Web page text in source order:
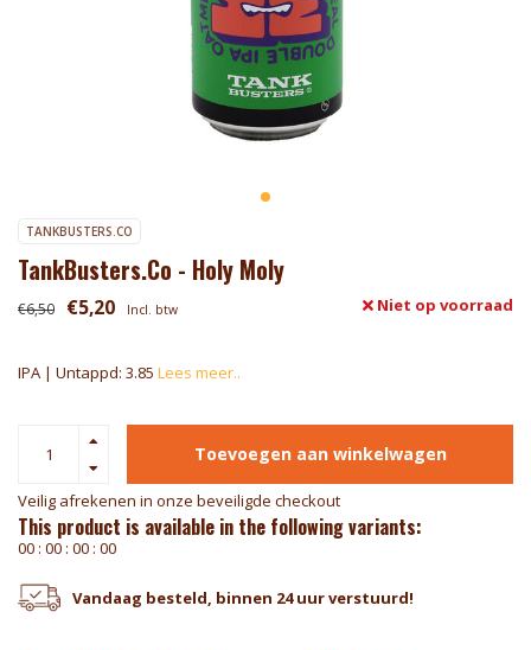
TANKBUSTERS.CO
TankBusters.Co - Holy Moly
€6,50 €5,20 Incl. btw Niet op voorraad
IPA | Untappd: 3.85 Lees meer..
Toevoegen aan winkelwagen
Veilig afrekenen in onze beveiligde checkout
This product is available in the following variants:
00 : 00 : 00 : 00
Vandaag besteld, binnen 24 uur verstuurd!